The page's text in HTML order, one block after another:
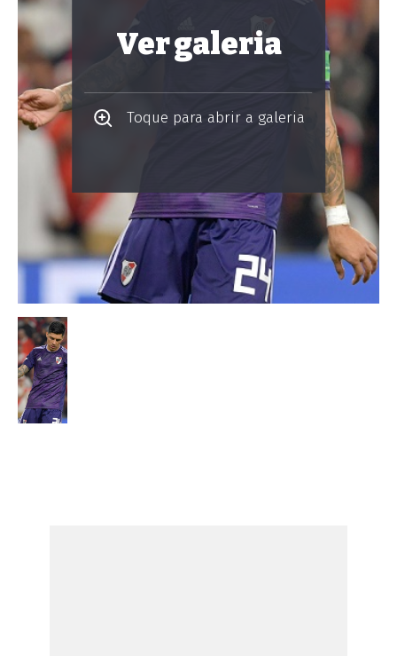
Ver galeria
Toque para abrir a galeria